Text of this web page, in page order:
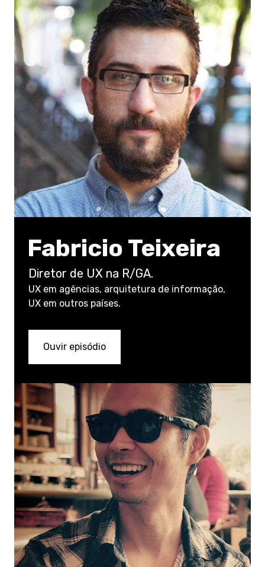
Fabricio Teixeira
Diretor de UX na R/GA.
UX em agências, arquitetura de informação,
UX em outros países.
Ouvir episódio